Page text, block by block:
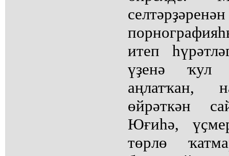
итеп
үҙенә ҡул
аңлатҡан,
өйрәткән
Юғиһә,
төрлө